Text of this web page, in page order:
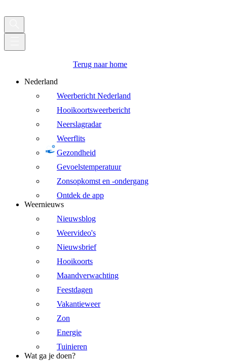
Terug naar home
Nederland
Weerbericht Nederland
Hooikoortsweerbericht
Neerslagradar
Weerflits
Gezondheid
Gevoelstemperatuur
Zonsopkomst en -ondergang
Ontdek de app
Weernieuws
Nieuwsblog
Weervideo's
Nieuwsbrief
Hooikoorts
Maandverwachting
Feestdagen
Vakantieweer
Zon
Energie
Tuinieren
Wat ga je doen?